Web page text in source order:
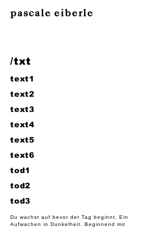
pascale eiberle
/txt
text1
text2
text3
text4
text5
text6
tod1
tod2
tod3
Du wachst auf bevor der Tag beginnt. Ein
Aufwachen in Dunkelheit. Beginnend mit